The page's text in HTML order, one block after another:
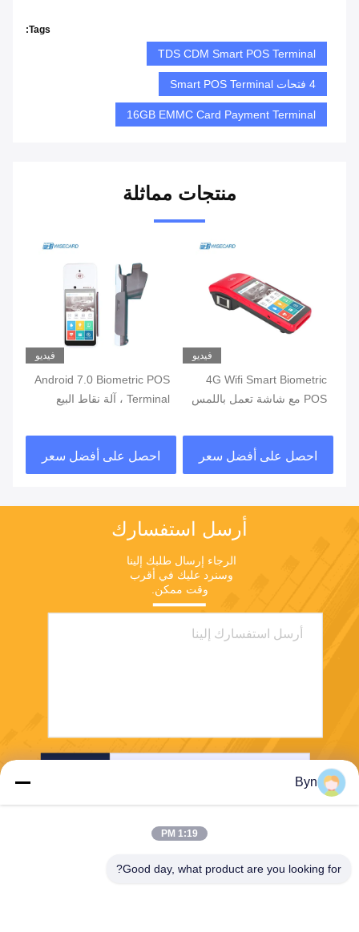
Tags:
TDS CDM Smart POS Terminal
4 فتحات Smart POS Terminal
16GB EMMC Card Payment Terminal
منتجات مماثلة
فيديو
4G Wifi Smart Biometric
POS مع شاشة تعمل باللمس
احصل على أفضل سعر
فيديو
Android 7.0 Biometric POS
Terminal ، آلة نقاط البيع
في البطارية
احصل على أفضل سعر
أرسل استفسارك
وقت ممكن.
Byn
1:19 PM
Good day, what product are you looking for?